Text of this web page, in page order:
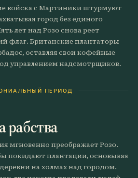
войска с Мартиники штурмуют
город без единого
лет над Розо снова реет
флаг. Британские плантаторы
оставляя свои кофейные
управлением надсмотрщиков.
ПЕРИОД
рабства
мгновенно преображает Розо.
покидают плантации, основывая
на холмах над городом.